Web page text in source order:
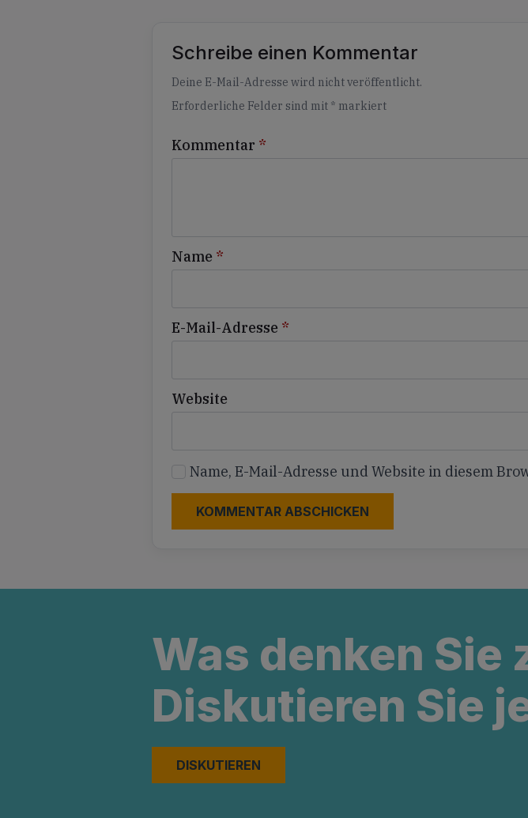
Schreibe einen Kommentar
Deine E-Mail-Adresse wird nicht veröffentlicht.
Erforderliche Felder sind mit * markiert
Kommentar *
Name *
E-Mail-Adresse *
Website
Name, E-Mail-Adresse und Website in diesem
Alternative:
Was denken Sie
Diskutieren Sie
DISKUTIEREN